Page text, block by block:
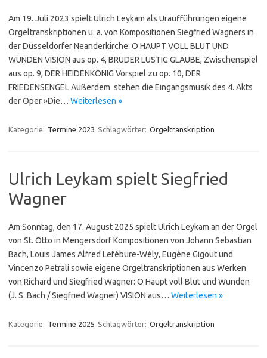
Am 19. Juli 2023 spielt Ulrich Leykam als Uraufführungen eigene
Orgeltranskriptionen u. a. von Kompositionen Siegfried Wagners in
der Düsseldorfer Neanderkirche: O HAUPT VOLL BLUT UND
WUNDEN VISION aus op. 4, BRUDER LUSTIG GLAUBE, Zwischenspiel
aus op. 9, DER HEIDENKÖNIG Vorspiel zu op. 10, DER
FRIEDENSENGEL Außerdem stehen die Eingangsmusik des 4. Akts
der Oper »Die… Weiterlesen »
Kategorie: Termine 2023 Schlagwörter: Orgeltranskription
Ulrich Leykam spielt Siegfried
Wagner
Am Sonntag, den 17. August 2025 spielt Ulrich Leykam an der Orgel
von St. Otto in Mengersdorf Kompositionen von Johann Sebastian
Bach, Louis James Alfred Lefébure-Wély, Eugène Gigout und
Vincenzo Petrali sowie eigene Orgel­transkriptionen aus Werken
von Richard und Siegfried Wagner: O Haupt voll Blut und Wunden
(J. S. Bach / Siegfried Wagner) VISION aus… Weiterlesen »
Kategorie: Termine 2025 Schlagwörter: Orgeltranskription